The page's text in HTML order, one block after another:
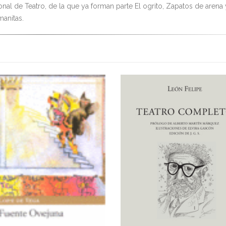
de Teatro, de la que ya forman parte El ogrito, Zapatos de arena